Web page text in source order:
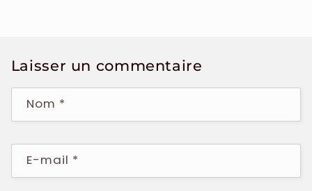
Laisser un commentaire
Nom *
E-mail *